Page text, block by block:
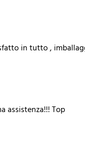
in tutto ,
assistenza!!! Top